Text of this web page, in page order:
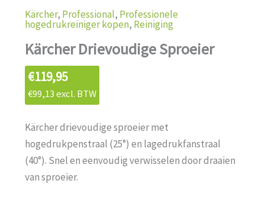
Kärcher, Professional, Professionele
hogedrukreiniger kopen, Reiniging
Kärcher Drievoudige Sproeier
€119,95
€99,13excl. BTW
Kärcher drievoudige sproeier met
hogedrukpenstraal (25°) en lagedrukfanstraal
(40°). Snel en eenvoudig verwisselen door draaien
van sproeier.